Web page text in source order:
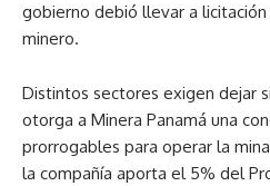
gobierno debió llevar a
minero.
Distintos sectores exigen dejar
otorga a Minera Panamá una
prorrogables para operar la
la compañía aporta el 5% del